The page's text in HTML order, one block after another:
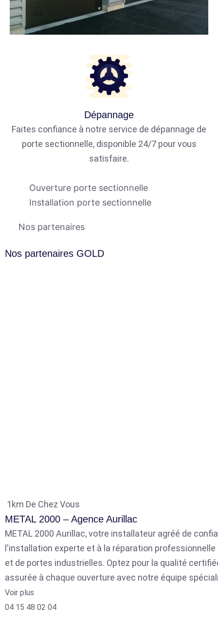
Dépannage
Faites confiance à notre service de dépannage de
porte sectionnelle, disponible 24/7 pour vous
satisfaire.
Ouverture porte sectionnelle
Installation porte sectionnelle
Nos partenaires
Nos partenaires GOLD
1km De Chez Vous
METAL 2000 – Agence Aurillac
METAL 2000 Aurillac, votre installateur agréé de
l'installation experte et à la réparation
et de portes industrielles. Optez pour la qualité
assurée à chaque ouverture avec notre équipe
Voir plus
04 15 48 02 04